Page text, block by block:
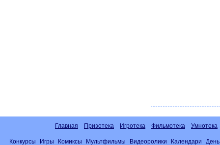
Главная Призотека Игротека Фильмотека Умнотека
Конкурсы Игры Комиксы Мультфильмы Видеоролики Календари